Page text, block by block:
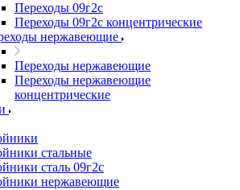
Переходы 09г2с
Переходы 09г2с концентрические
нержавеющие
Переходы нержавеющие
Переходы нержавеющие
концентрические
стальные
сталь 09г2с
нержавеющие